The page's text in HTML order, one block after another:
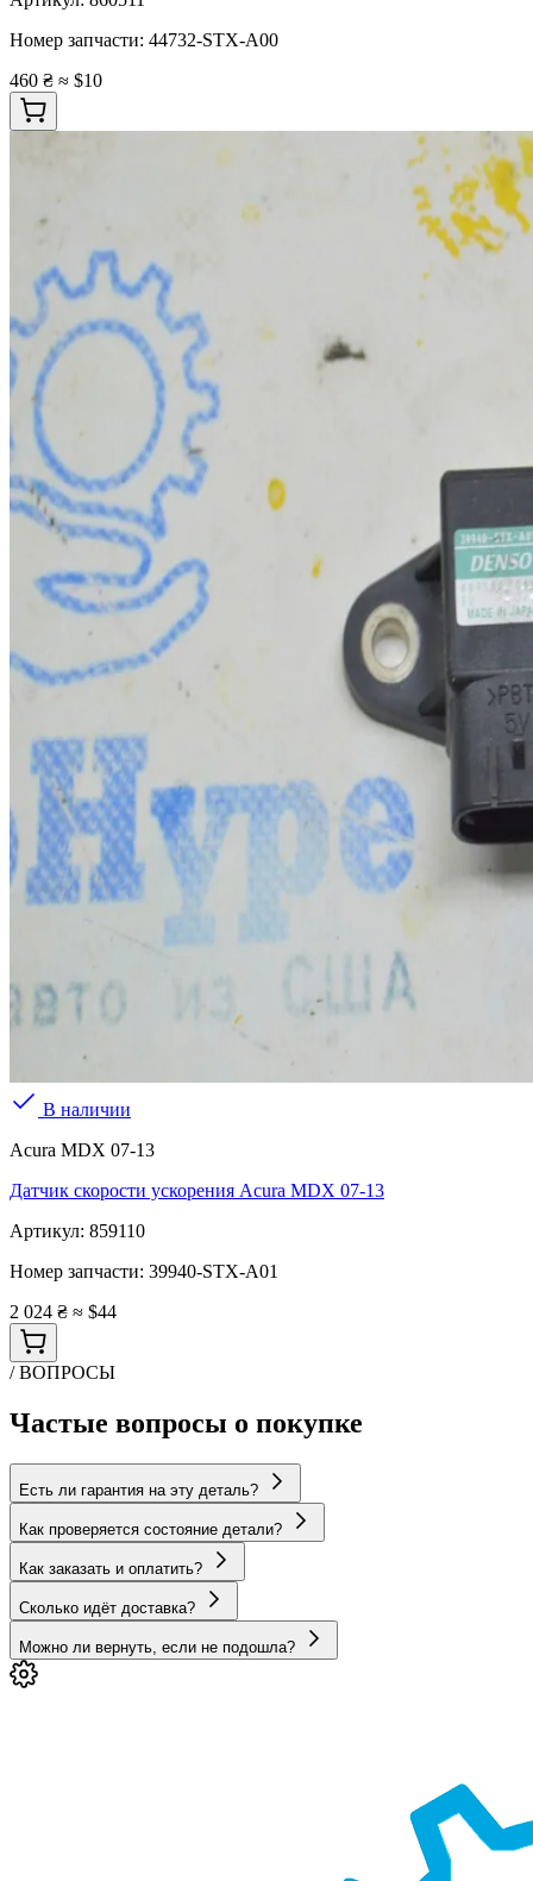
Номер запчасти: 44732-STX-A00
460 ₴ ≈ $10
В наличии
Acura MDX 07-13
Датчик скорости ускорения Acura MDX 07-13
Артикул: 859110
Номер запчасти: 39940-STX-A01
2 024 ₴ ≈ $44
/ ВОПРОСЫ
Частые вопросы о покупке
Есть ли гарантия на эту деталь?
Как проверяется состояние детали?
Как заказать и оплатить?
Сколько идёт доставка?
Можно ли вернуть, если не подошла?